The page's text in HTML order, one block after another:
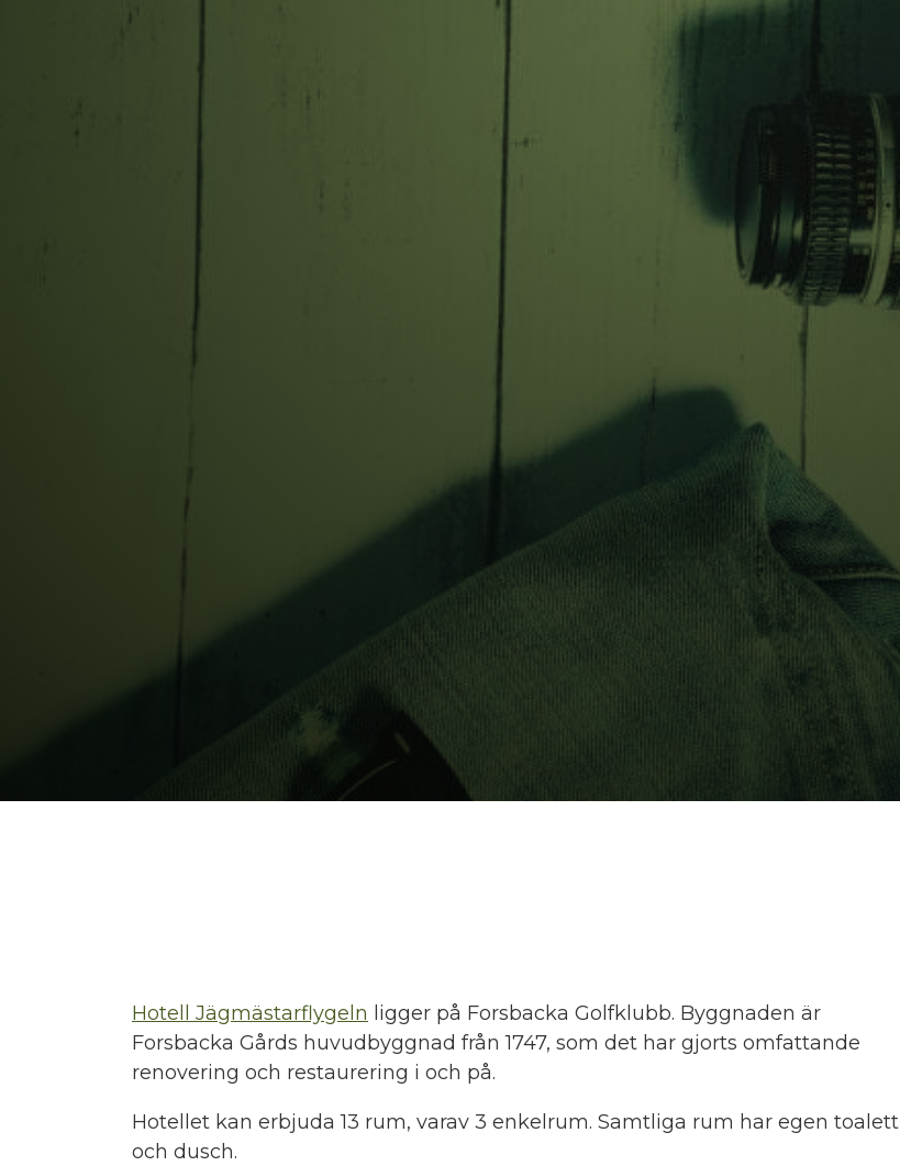
Hotell Jägmästarflygeln ligger på Forsbacka Golfklubb. Byggnaden är
Forsbacka Gårds huvudbyggnad från 1747, som det har gjorts omfattande
renovering och restaurering i och på.
Hotellet kan erbjuda 13 rum, varav 3 enkelrum. Samtliga rum har egen toalett
och dusch.